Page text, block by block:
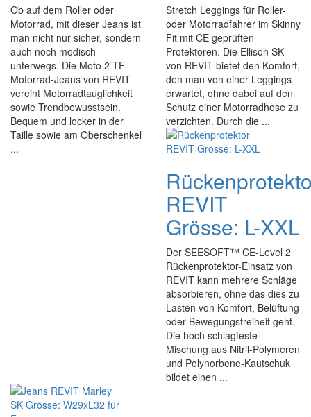
Ob auf dem Roller oder
Motorrad, mit dieser Jeans ist
man nicht nur sicher, sondern
auch noch modisch
unterwegs. Die Moto 2 TF
Motorrad-Jeans von REVIT
vereint Motorradtauglichkeit
sowie Trendbewusstsein.
Bequem und locker in der
Taille sowie am Oberschenkel
...
Stretch Leggings für Roller-
oder Motorradfahrer im Skinny
Fit mit CE geprüften
Protektoren. Die Ellison SK
von REVIT bietet den Komfort,
den man von einer Leggings
erwartet, ohne dabei auf den
Schutz einer Motorradhose zu
verzichten. Durch die ...
REVIT
Grösse: L-XXL
Der SEESOFT™ CE-Level 2
Rückenprotektor-Einsatz von
REVIT kann mehrere Schläge
absorbieren, ohne das dies zu
Lasten von Komfort, Belüftung
oder Bewegungsfreiheit geht.
Die hoch schlagfeste
Mischung aus Nitril-Polymeren
und Polynorbene-Kautschuk
bildet einen ...